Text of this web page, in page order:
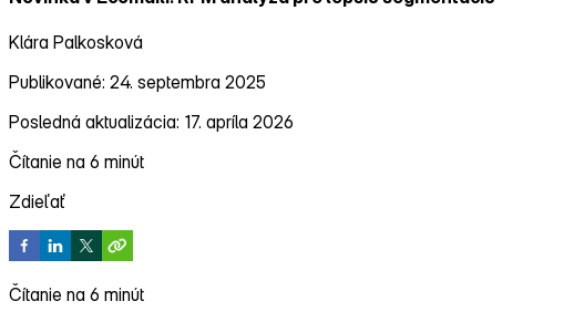
Klára Palkosková
Publikované: 24. septembra 2025
Posledná aktualizácia: 17. apríla 2026
Čítanie na 6 minút
Zdieľať
Čítanie na 6 minút